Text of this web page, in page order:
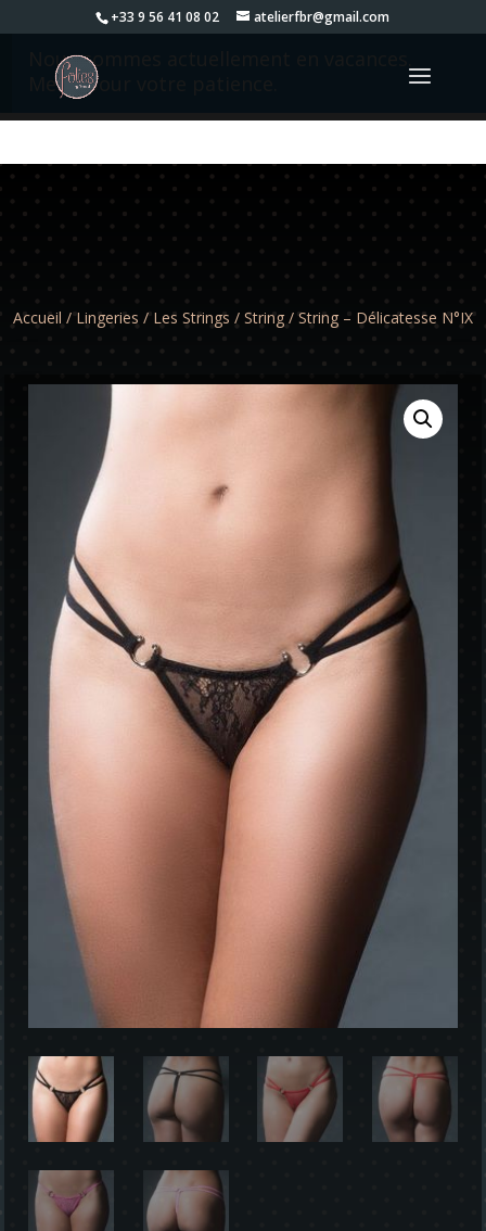
+33 9 56 41 08 02 atelierfbr@gmail.com
Nous sommes actuellement en vacances.
Merci pour votre patience.
Accueil / Lingeries / Les Strings / String / String – Délicatesse N°IX